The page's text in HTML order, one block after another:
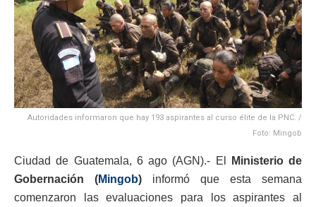
Autoridades informaron que hay 193 aspirantes al curso élite de la PNC. /
Foto: Mingob
Ciudad de Guatemala, 6 ago (AGN).- El
Ministerio de
Gobernación (Mingob) informó que esta semana
comenzaron las evaluaciones para los aspirantes al